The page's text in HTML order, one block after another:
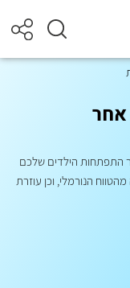
אחר
התפתחות הילדים שלכם
הנורמלי, וכן עוזרת